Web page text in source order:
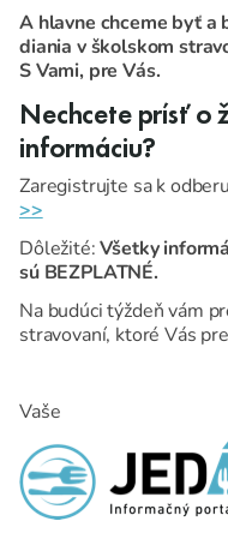
A hlavne chceme byť a
diania v školskom
S Vami, pre Vás.
Nechcete prísť o
informáciu?
Zaregistrujte sa k
>>
Dôležité:Všetky
sú BEZPLATNÉ.
Na budúci týždeň vám
stravovaní, ktoré Vás
Vaše